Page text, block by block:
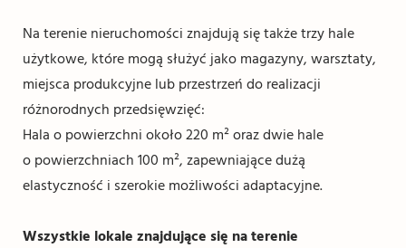
Na terenie nieruchomości znajdują się także trzy hale
użytkowe, które mogą służyć jako magazyny, warsztaty,
miejsca produkcyjne lub przestrzeń do realizacji
różnorodnych przedsięwzięć:
Hala o powierzchni około 220 m² oraz dwie hale
o powierzchniach 100 m², zapewniające dużą
elastyczność i szerokie możliwości adaptacyjne.
Wszystkie lokale znajdujące się na terenie